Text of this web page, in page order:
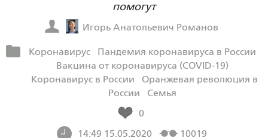
помогут
Игорь Анатольевич Романов
Коронавирус
Пандемия коронавируса в России
Вакцина от коронавируса (COVID-19)
Коронавирус в России
Оранжевая революция в
России
Семья
0
14:49 15.05.2020
10019